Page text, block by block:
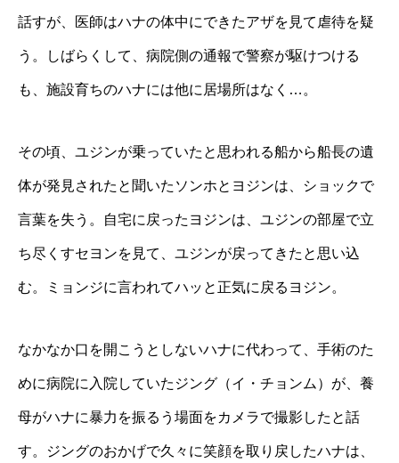
話すが、医師はハナの体中にできたアザを見て虐待を疑
う。しばらくして、病院側の通報で警察が駆けつける
も、施設育ちのハナには他に居場所はなく…。
その頃、ユジンが乗っていたと思われる船から船長の遺
体が発見されたと聞いたソンホとヨジンは、ショックで
言葉を失う。自宅に戻ったヨジンは、ユジンの部屋で立
ち尽くすセヨンを見て、ユジンが戻ってきたと思い込
む。ミョンジに言われてハッと正気に戻るヨジン。
なかなか口を開こうとしないハナに代わって、手術のた
めに病院に入院していたジング（イ・チョンム）が、養
母がハナに暴力を振るう場面をカメラで撮影したと話
す。ジングのおかげで久々に笑顔を取り戻したハナは、